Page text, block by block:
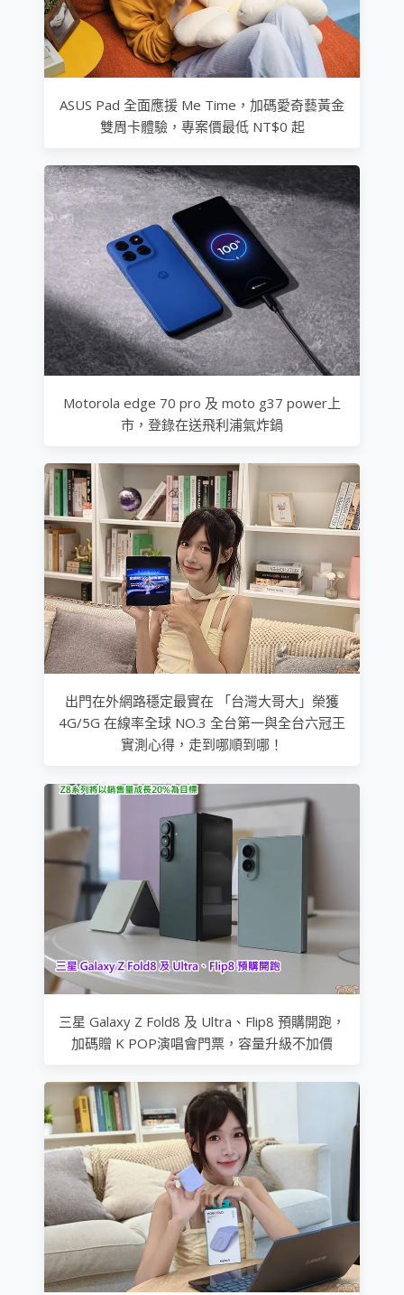
ASUS Pad 全面應援 Me Time，加碼愛奇藝黃金
雙周卡體驗，專案價最低 NT$0 起
Motorola edge 70 pro 及 moto g37 power上
市，登錄在送飛利浦氣炸鍋
出門在外網路穩定最實在 「台灣大哥大」榮獲
4G/5G 在線率全球 NO.3 全台第一與全台六冠王
實測心得，走到哪順到哪！
三星 Galaxy Z Fold8 及 Ultra、Flip8 預購開跑，
加碼贈 K POP演唱會門票，容量升級不加價